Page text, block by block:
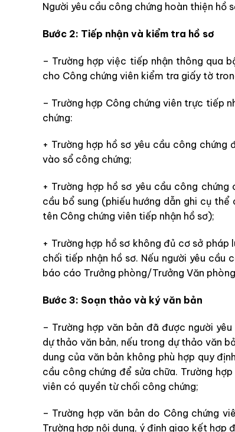
Người yêu cầu công chứng hoàn thiện
Bước 2: Tiếp nhận và kiểm tra hồ sơ
– Trường hợp việc tiếp nhận thông qua
cho Công chứng viên kiểm tra giấy tờ
– Trường hợp Công chứng viên trực tiếp
chứng:
+ Trường hợp hồ sơ yêu cầu công
vào sổ công chứng;
+ Trường hợp hồ sơ yêu cầu công
cầu bổ sung (phiếu hướng dẫn ghi cụ
tên Công chứng viên tiếp nhận hồ sơ);
+ Trường hợp hồ sơ không đủ cơ sở
chối tiếp nhận hồ sơ. Nếu người yêu cầu
báo cáo Trưởng phòng/Trưởng Văn
Bước 3: Soạn thảo và ký văn bản
– Trường hợp văn bản đã được người
dự thảo văn bản, nếu trong dự thảo văn
dung của văn bản không phù hợp quy
cầu công chứng để sửa chữa. Trường
viên có quyền từ chối công chứng;
– Trường hợp văn bản do Công chứng
Trường hợp nội dung, ý định giao kết hợp